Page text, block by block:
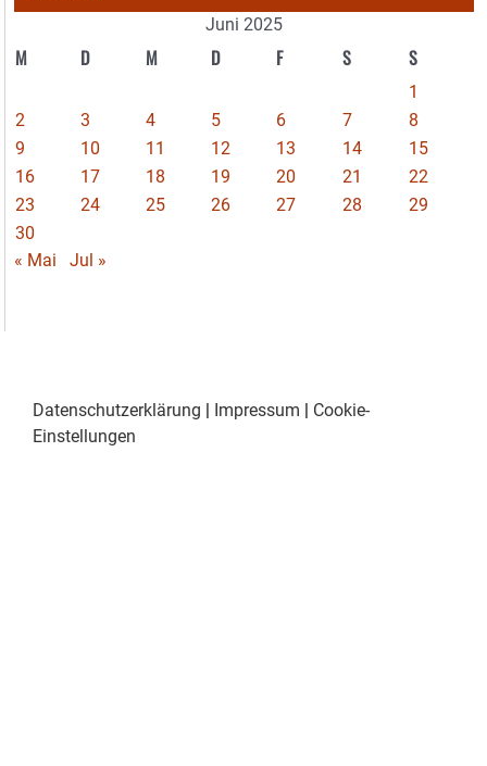
Juni 2025
M D M D F S S
1
2
3 4 5 6 7
8
9
10 11 12 13 14
15
16
17 18 19 20 21
22
23
24 25 26 27 28
29
30
« Mai
Jul »
Datenschutzerklärung | Impressum | Cookie-
Einstellungen